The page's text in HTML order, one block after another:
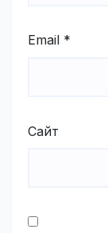
Email *
Сайт